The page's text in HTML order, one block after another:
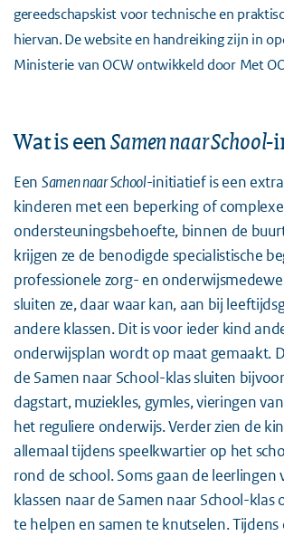
gereedschapskist voor technische en
hiervan. De website en handreiking zijn in
Ministerie van OCW ontwikkeld door Met
Wat is eenSamen naar School-
Een Samen naar School-initiatief is een
kinderen met een beperking of complexe
ondersteuningsbehoefte, binnen de
krijgen ze de benodigde specialistische
professionele zorg- en
sluiten ze, daar waar kan, aan bij
andere klassen. Dit is voor ieder kind
onderwijsplan wordt op maat gemaakt.
de Samen naar School-klas sluiten
dagstart, muziekles, gymles, vieringen
het reguliere onderwijs. Verder zien de
allemaal tijdens speelkwartier op het
rond de school. Soms gaan de leerlingen
klassen naar de Samen naar School-klas
te helpen en samen te knutselen. Tijdens